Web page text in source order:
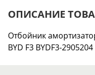
ОПИСАНИЕ
Отбойник
BYD F3 BYDF3-2905204